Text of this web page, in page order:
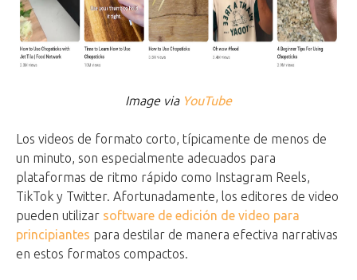
Image via YouTube
Los videos de formato corto, típicamente de menos de
un minuto, son especialmente adecuados para
plataformas de ritmo rápido como Instagram Reels,
TikTok y Twitter. Afortunadamente, los editores de video
pueden utilizar software de edición de video para
principiantes para destilar de manera efectiva narrativas
en estos formatos compactos.